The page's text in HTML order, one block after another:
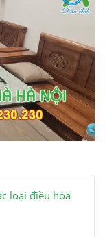
loại điều hòa